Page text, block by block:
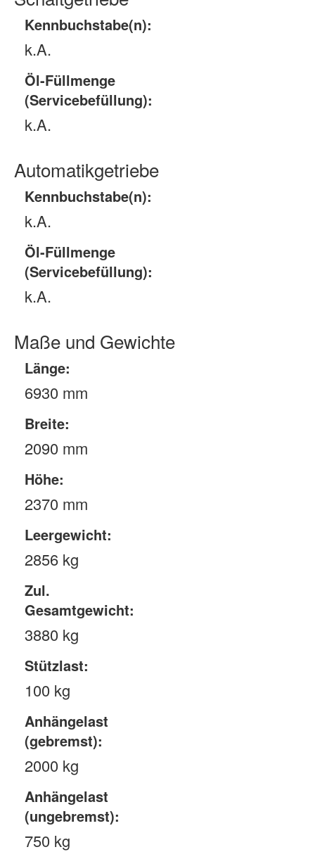
Kennbuchstabe(n):
k.A.
Öl-Füllmenge
(Servicebefüllung):
k.A.
Automatikgetriebe
Kennbuchstabe(n):
k.A.
Öl-Füllmenge
(Servicebefüllung):
k.A.
Maße und Gewichte
Länge:
6930 mm
Breite:
2090 mm
Höhe:
2370 mm
Leergewicht:
2856 kg
Zul.
Gesamtgewicht:
3880 kg
Stützlast:
100 kg
Anhängelast
(gebremst):
2000 kg
Anhängelast
(ungebremst):
750 kg